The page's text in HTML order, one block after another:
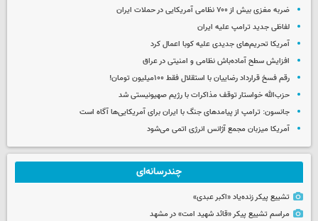
ضربه مغزی بیش از ۷۰۰ نظامی آمریکایی در حملات ایران
لفاظی جدید ترامپ علیه ایران
آمریکا تحریم‌های جدیدی علیه کوبا اعمال کرد
افزایش سطح آماده‌باش نظامی و امنیتی در عراق
رقم فسخ قرارداد رضاییان با استقلال فقط ۱۰۰میلیون تومان!
حزب‌الله خواستار توقف مذاکرات با رژیم صهیونیستی شد
جانسون: ترامپ از پیامدهای جنگ با ایران برای آمریکایی‌ها آگاه است
آمریکا میزبان مجمع آژانس انرژی اتمی می‌شود
چندرسانه‌ای
تشییع پیکر زنده‌یاد «اکبر عبدی»
مراسم تشییع پیکر «قائد شهید امت» در مشهد